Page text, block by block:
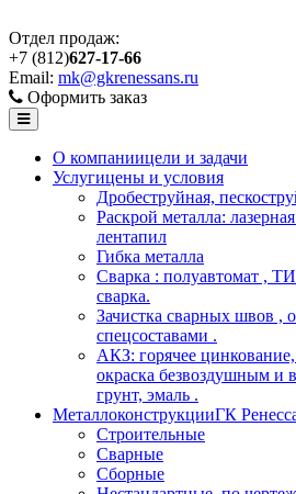
Отдел продаж:
+7 (812)627-17-66
Email: mk@gkrenessans.ru
Оформить заказ
О компаниицели и задачи
Услугицены и условия
Дробеструйная,
Раскрой металла:
лентапил
Гибка металла
Сварка : полуавтомат ,
сварка.
Зачистка сварных швов ,
спецсоставами .
АКЗ: горячее
окраска безвоздушным и
грунт, эмаль .
МеталлоконструкцииГК
Строительные
Сварные
Сборные